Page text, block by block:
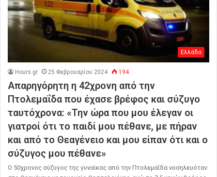
Ελλάδα
Hours.gr 25 Φεβρουαρίου 2024 194
Απαρηγόρητη η 42χρονη από την
Πτολεμαΐδα που έχασε βρέφος και σύζυγο
ταυτόχρονα: «Την ώρα που μου έλεγαν οι
γιατροί ότι το παιδί μου πέθανε, με πήραν
και από το Θεαγένειο και μου είπαν ότι και ο
σύζυγος μου πέθανε»
O 50χρονος σύζυγος της γυναίκας από την Πτολεμαΐδα νοσηλευόταν